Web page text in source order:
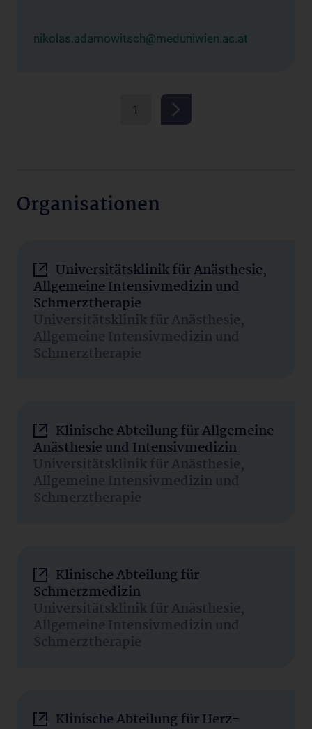
nikolas.adamowitsch@meduniwien.ac.at
1
Organisationen
Universitätsklinik für Anästhesie,
Allgemeine Intensivmedizin und
Schmerztherapie
Universitätsklinik für Anästhesie,
Allgemeine Intensivmedizin und
Schmerztherapie
Klinische Abteilung für Allgemeine
Anästhesie und Intensivmedizin
Universitätsklinik für Anästhesie,
Allgemeine Intensivmedizin und
Schmerztherapie
Klinische Abteilung für
Schmerzmedizin
Universitätsklinik für Anästhesie,
Allgemeine Intensivmedizin und
Schmerztherapie
Klinische Abteilung für Herz-